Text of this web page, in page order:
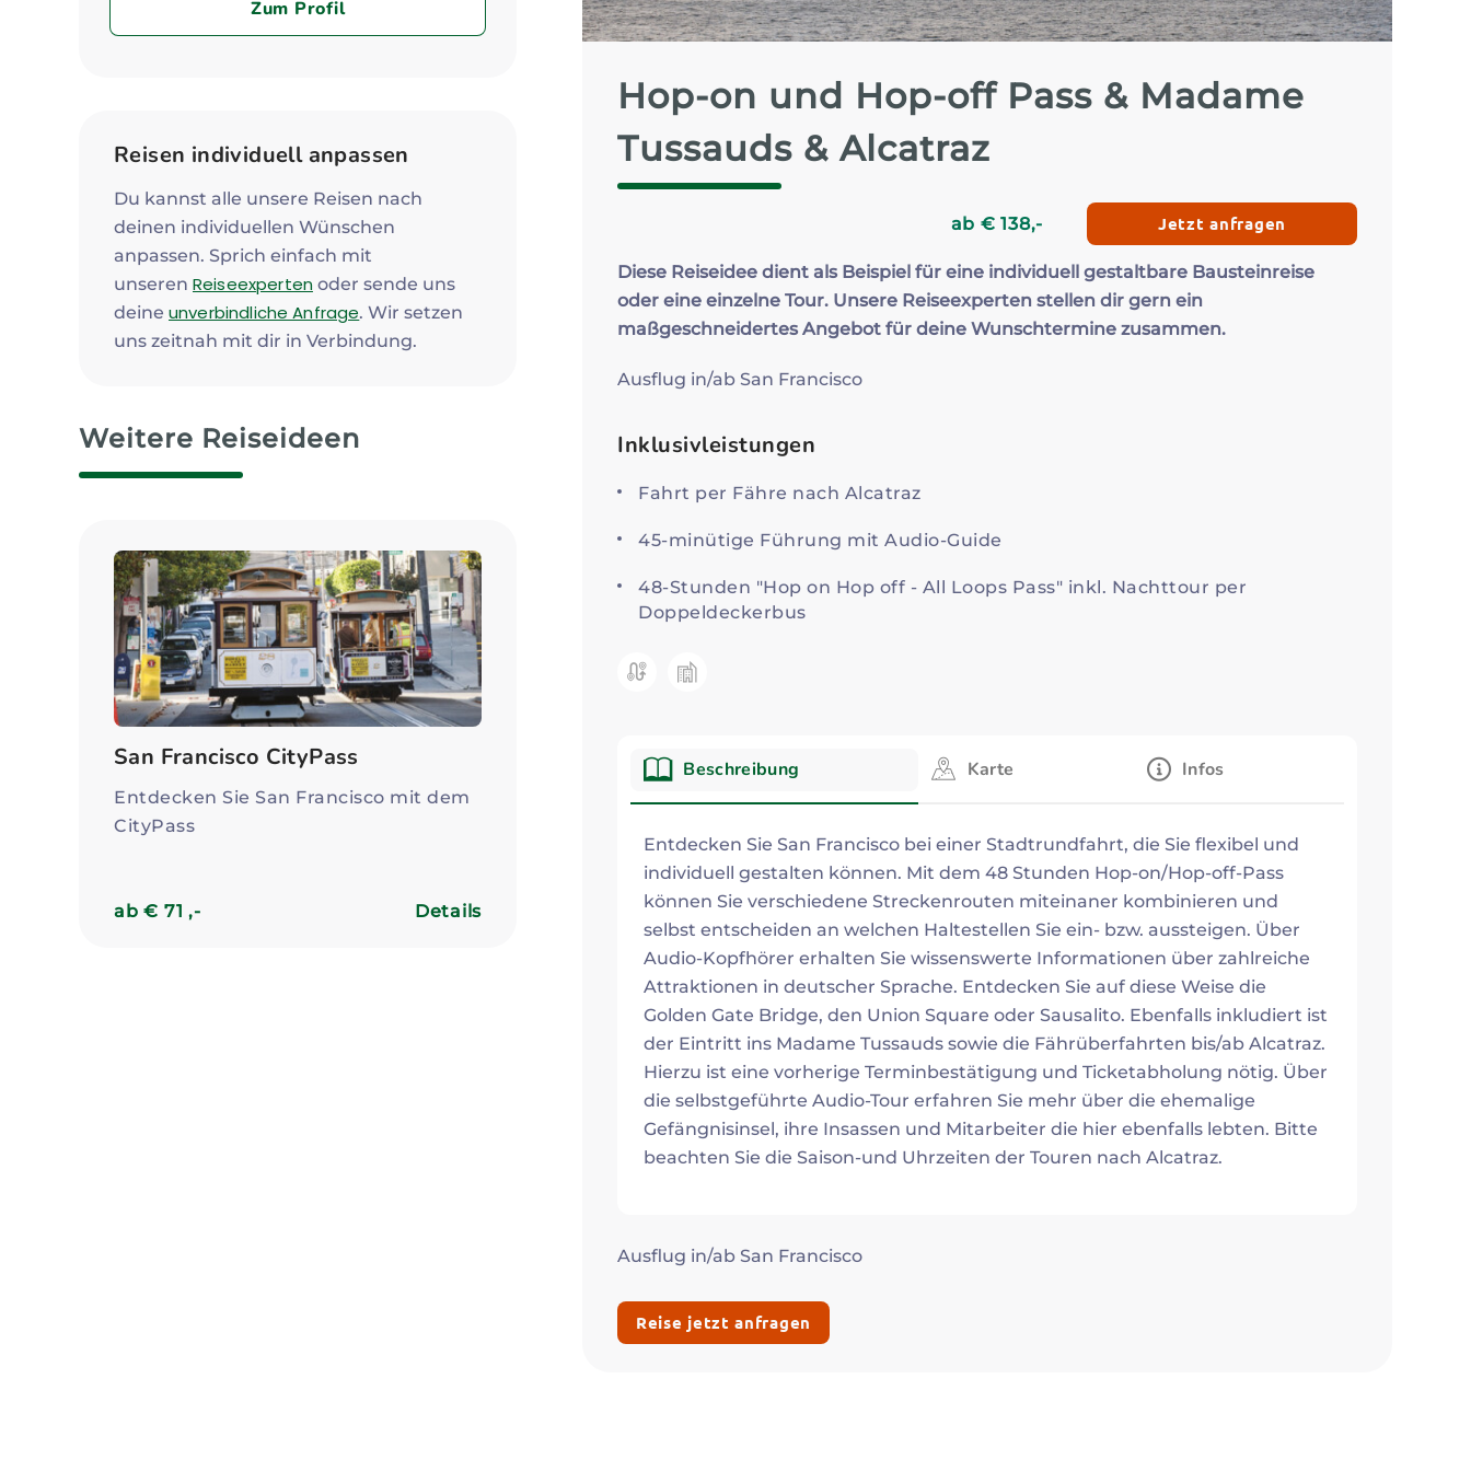
Hop-on und Hop-off Pass & Madame
Tussauds & Alcatraz
ab €138,- Jetzt anfragen
Diese Reiseidee dient als Beispiel für eine individuell gestaltbare Bausteinreise
oder eine einzelne Tour. Unsere Reiseexperten stellen dir gern ein
maßgeschneidertes Angebot für deine Wunschtermine zusammen.
Ausflug in/ab San Francisco
Inklusivleistungen
Fahrt per Fähre nach Alcatraz
45-minütige Führung mit Audio-Guide
48-Stunden "Hop on Hop off - All Loops Pass" inkl. Nachttour per
Doppeldeckerbus
Kategorie:
Beschreibung Karte Infos
Beschreibung
Entdecken Sie San Francisco bei einer Stadtrundfahrt, die Sie flexibel und
individuell gestalten können. Mit dem 48 Stunden Hop-on/Hop-off-Pass
können Sie verschiedene Streckenrouten miteinaner kombinieren und
selbst entscheiden an welchen Haltestellen Sie ein- bzw. aussteigen. Über
Audio-Kopfhörer erhalten Sie wissenswerte Informationen über zahlreiche
Attraktionen in deutscher Sprache. Entdecken Sie auf diese Weise die
Golden Gate Bridge, den Union Square oder Sausalito. Ebenfalls inkludiert ist
der Eintritt ins Madame Tussauds sowie die Fährüberfahrten bis/ab Alcatraz.
Hierzu ist eine vorherige Terminbestätigung und Ticketabholung nötig. Über
die selbstgeführte Audio-Tour erfahren Sie mehr über die ehemalige
Gefängnisinsel, ihre Insassen und Mitarbeiter die hier ebenfalls lebten. Bitte
beachten Sie die Saison-und Uhrzeiten der Touren nach Alcatraz.
Ausflug in/ab San Francisco
Reise jetzt anfragen
Zum Profil Zum Profil Zum Profil
Reisen individuell anpassen
Du kannst alle unsere Reisen nach
deinen individuellen Wünschen
anpassen. Sprich einfach mit
unseren Reiseexpertenoder sende uns
deine unverbindliche Anfrage. Wir setzen
uns zeitnah mit dir in Verbindung.
Weitere Reiseideen
San Francisco CityPass
Entdecken Sie San Francisco mit dem
CityPass
ab € 71 ,- Details